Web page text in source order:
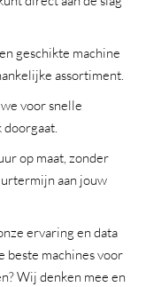
geschikte machine
assortiment.
voor snelle
op maat, zonder
aan jouw
ervaring en data
beste machines voor
Wij denken mee en